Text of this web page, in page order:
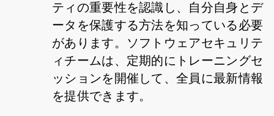
ティの重要性を認識し、自分自身とデ
ータを保護する方法を知っている必要
があります。ソフトウェアセキュリテ
ィチームは、定期的にトレーニングセ
ッションを開催して、全員に最新情報
を提供できます。